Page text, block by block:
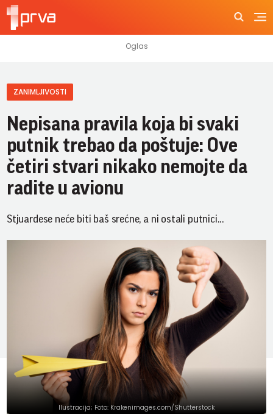
ZANIMLJIVOSTI
Nepisana pravila koja bi svaki
putnik trebao da poštuje: Ove
četiri stvari nikako nemojte da
radite u avionu
Stjuardese neće biti baš srećne, a ni ostali putnici...
Ilustracija; Foto: Krakenimages.com/Shutterstock